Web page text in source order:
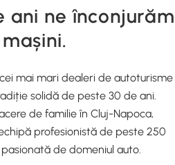
ani ne înconjurăm
mai mari dealeri de autoturisme
solidă de peste 30 de ani.
de familie în Cluj-Napoca,
profesionistă de peste 250
de domeniul auto.